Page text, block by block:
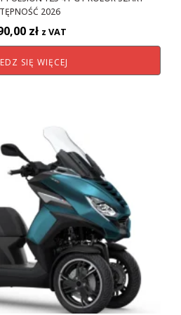
2026
zł z VAT
SIĘ WIĘCEJ